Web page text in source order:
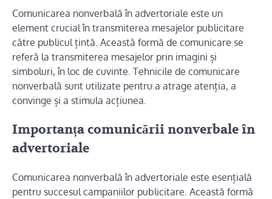
Comunicarea nonverbală în advertoriale este un
element crucial în transmiterea mesajelor publicitare
către publicul țintă. Această formă de comunicare se
referă la transmiterea mesajelor prin imagini și
simboluri, în loc de cuvinte. Tehnicile de comunicare
nonverbală sunt utilizate pentru a atrage atenția, a
convinge și a stimula acțiunea.
Importanța comunicării nonverbale în
advertoriale
Comunicarea nonverbală în advertoriale este esențială
pentru succesul campaniilor publicitare. Această formă